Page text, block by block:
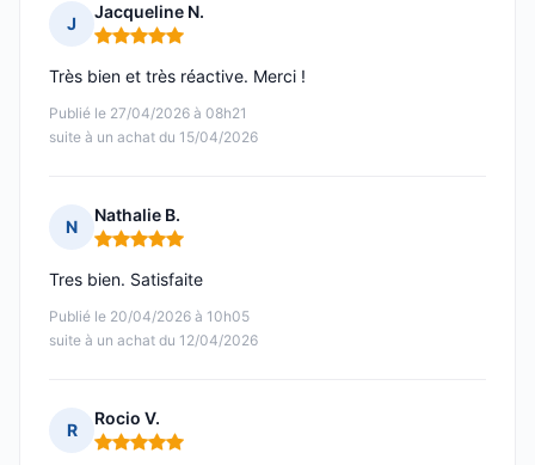
J
Jacqueline N.
Note : 5 sur 5
Publié le 27/04/2026 à 08h21
suite à un achat du 15/04/2026
Très bien et très réactive. Merci !
N
Nathalie B.
Note : 5 sur 5
Publié le 20/04/2026 à 10h05
suite à un achat du 12/04/2026
Tres bien. Satisfaite
R
Rocio V.
Note : 5 sur 5